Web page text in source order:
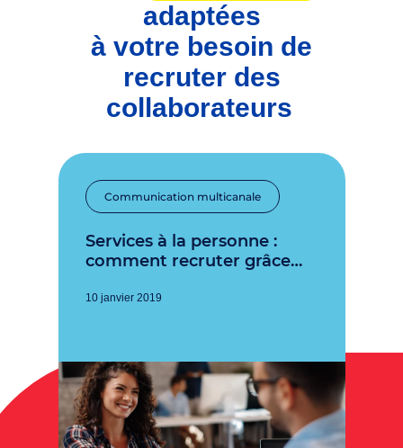
adaptées
à votre besoin de
recruter des
collaborateurs
Communication multicanale
Services à la personne :
comment recruter grâce…
10 janvier 2019